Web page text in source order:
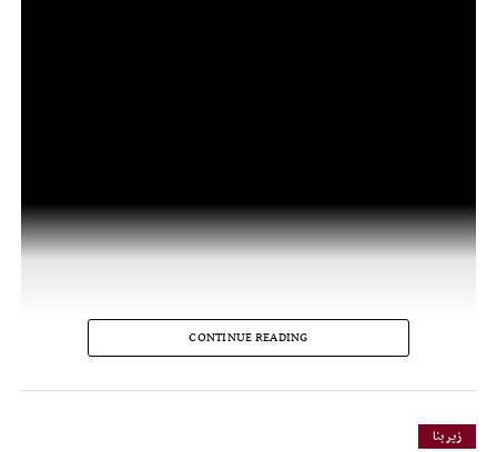
CONTINUE READING
زیر بنا